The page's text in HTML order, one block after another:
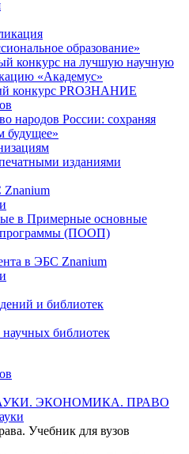
образование»
конкурс на лучшую научную
«Академус»
конкурс PROЗНАНИЕ
народов России: сохраняя
будущее»
изданиями
в Примерные основные
программы (ПООП)
в ЭБС Znanium
и библиотек
библиотек
ЭКОНОМИКА. ПРАВО
Учебник для вузов